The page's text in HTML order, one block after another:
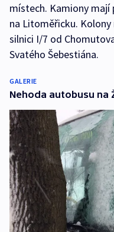
místech. Kamiony mají
na Litoměřicku.
silnici I/7 od
Svatého Šebestiána.
GALERIE
Nehoda autobusu na